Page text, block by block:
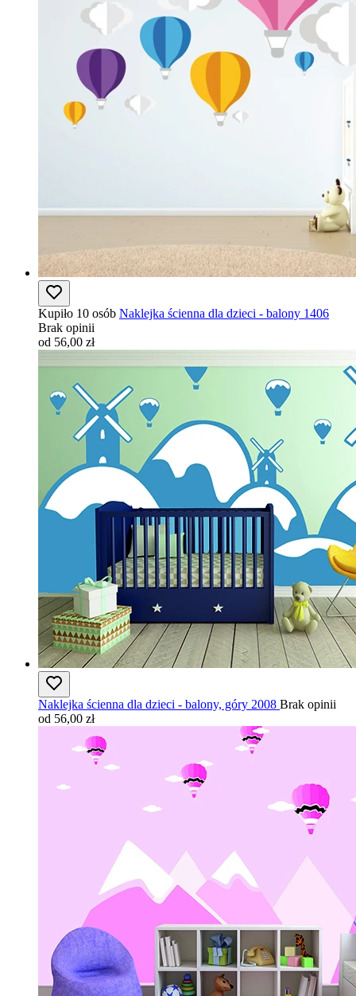
Kupiło 10 osób Naklejka ścienna dla dzieci - balony 1406
Brak opinii
od 56,00 zł
Naklejka ścienna dla dzieci - balony, góry 2008 Brak opinii
od 56,00 zł